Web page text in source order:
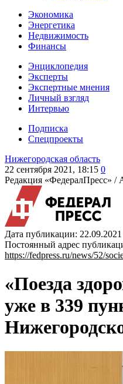
Экономика
Энергетика
Недвижимость
Финансы
Энциклопедия
Эксперты
Экспертные мнения
Личный взгляд
Интервью
Подписка
Спецпроекты
Нижегородская область
22 сентября 2021, 18:15 0
Редакция «ФедералПресс» /
Дата публикации:
Постоянный адрес
https://fedpress.ru/news/52/
«Поезда
уже в 339